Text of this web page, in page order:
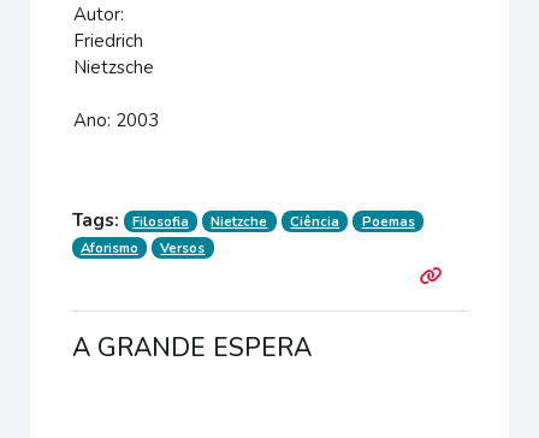
Autor:
Friedrich
Nietzsche
Ano: 2003
Tags: Filosofia Nietzche Ciência
Poemas
Aforismo
Versos
A GRANDE ESPERA